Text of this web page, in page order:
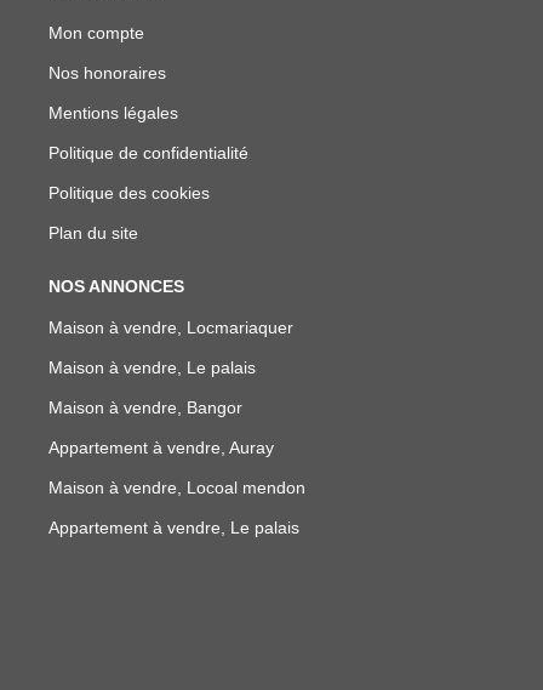
Mon compte
Nos honoraires
Mentions légales
Politique de confidentialité
Politique des cookies
Plan du site
NOS ANNONCES
Maison à vendre, Locmariaquer
Maison à vendre, Le palais
Maison à vendre, Bangor
Appartement à vendre, Auray
Maison à vendre, Locoal mendon
Appartement à vendre, Le palais